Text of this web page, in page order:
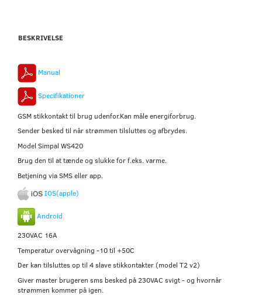
BESKRIVELSE
Manual
Specifikationer
GSM stikkontakt til brug udenfor.Kan måle energiforbrug.
Sender besked til når strømmen tilsluttes og afbrydes.
Model Simpal WS420
Brug den til at tænde og slukke for f.eks. varme.
Betjening via SMS eller app.
IOS(apple)
Android
230VAC 16A
Temperatur overvågning -10 til +50C
Der kan tilsluttes op til 4 slave stikkontakter (model T2 v2)
Giver master brugeren sms besked på 230VAC svigt - og hvornår
strømmen kommer på igen.